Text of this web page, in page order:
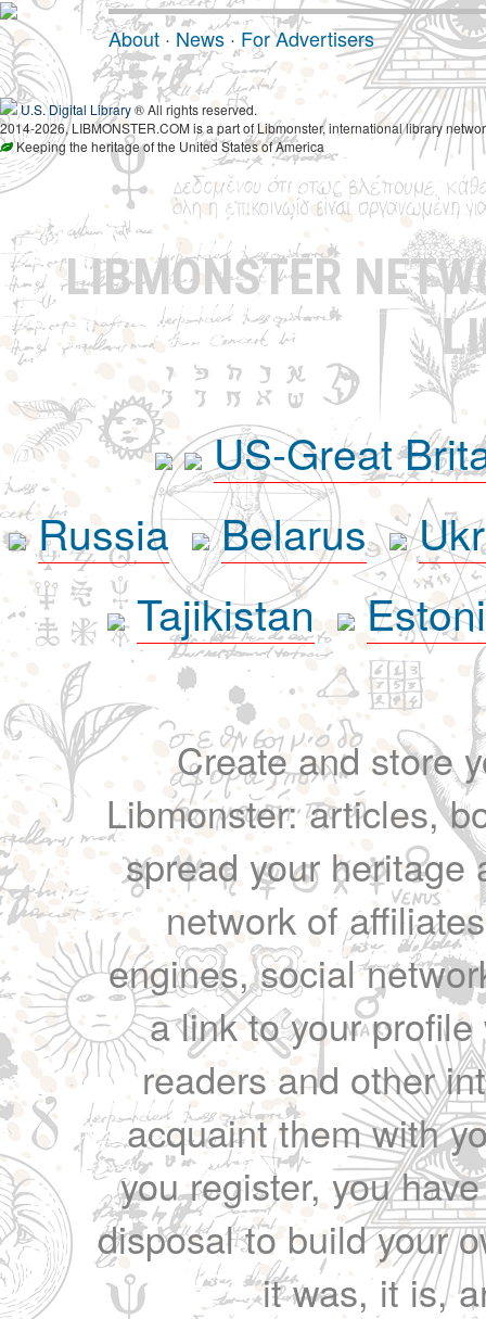
About · News · For Advertisers
U.S. Digital Library® All rights reserved.
2014-2026, LIBMONSTER.COM is a part of Libmonster, international library
Keeping the heritage of the United States of America
LIBMONSTER
US-Great
Russia
Belarus
Tajikistan
Create and store
Libmonster: articles,
spread your heritage
network of
engines, social
a link to your
readers and other
acquaint them with
you register, you
disposal to build your
it was, it is,